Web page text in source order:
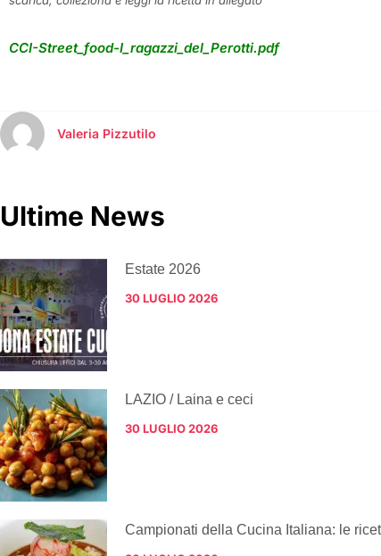
CCI-Street_food-I_ragazzi_del_Perotti.pdf
Valeria Pizzutilo
Ultime News
Estate 2026
30 LUGLIO 2026
LAZIO / Laina e ceci
30 LUGLIO 2026
Campionati della Cucina Italiana: le